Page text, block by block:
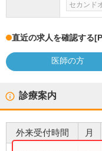
セカンド
直近の求人を確認する
医師の方
診療案内
外来受付時間 月